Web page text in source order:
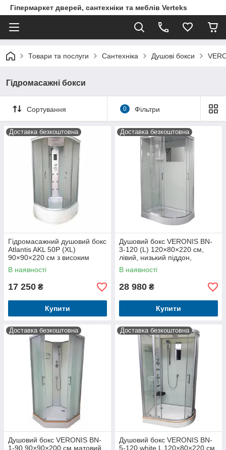
Гіпермаркет дверей, сантехніки та меблів Verteks
Товари та послуги Сантехніка Душові бокси
Гідромасажні бокси
Сортування 0 Фільтри
Доставка безкоштовна
Гідромасажний душовий бокс
Atlantis AKL 50P (XL)
90×90×220 см з високим
піддоном, гідромасажем,
тропічним душем
В наявності
17 250 ₴
Купити
Доставка безкоштовна
Душовий бокс VERONIS BN-
3-120 (L) 120×80×220 см,
лівий, низький піддон,
прозоре скло
В наявності
28 980 ₴
Купити
Доставка безкоштовна
Душовий бокс VERONIS BN-
1-90 90×90×200 см матовий
Доставка безкоштовна
Душовий бокс VERONIS BN-
5-120 white L 120×80×220 см,